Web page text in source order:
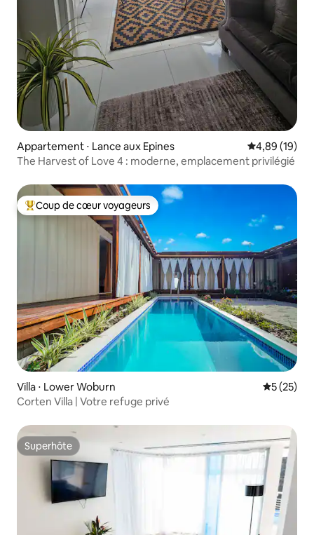
Appartement ⋅ Lance aux Epines Évaluation
4,89 (19)
The Harvest of Love 4 : moderne, emplacement privilégié
Coups de cœur voyageurs les plus appréciés
Coup de cœur voyageurs
Villa ⋅ Lower Woburn
5 (25)
Corten Villa | Votre refuge privé
Superhôte
Superhôte